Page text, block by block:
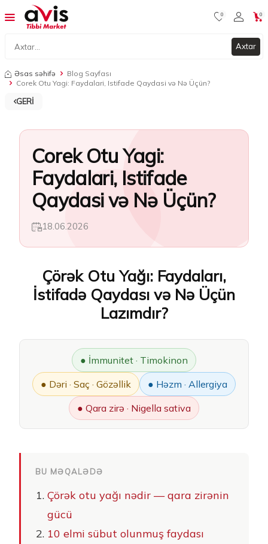
Axtar
0 0
Əsas səhifə
Blog Sayfası
Corek Otu Yagi: Faydalari, Istifade Qaydasi və Nə Üçün?
GERI
Corek Otu Yagi:
Faydalari, Istifade
Qaydasi və Nə Üçün?
18.06.2026
Çörək Otu Yağı: Faydaları,
İstifadə Qaydası və Nə Üçün
Lazımdır?
● İmmunitet · Timokinon
● Dəri · Saç · Gözəllik
● Həzm · Allergiya
● Qara zirə · Nigella sativa
BU MƏQALƏDƏ
Çörək otu yağı nədir — qara zirənin
gücü
10 elmi sübut olunmuş faydası